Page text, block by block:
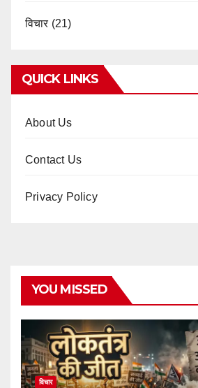
विचार (21)
QUICK LINKS
About Us
Contact Us
Privacy Policy
YOU MISSED
विचार